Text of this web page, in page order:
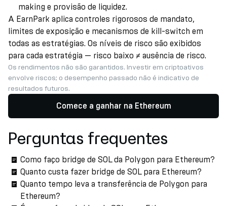
making e provisão de liquidez.
A EarnPark aplica controles rigorosos de mandato,
limites de exposição e mecanismos de kill-switch em
todas as estratégias. Os níveis de risco são exibidos
para cada estratégia — risco baixo ≠ ausência de risco.
Os rendimentos não são garantidos. Investir em criptoativos
envolve riscos; o desempenho passado não é indicativo de
resultados futuros.
Comece a ganhar na Ethereum
Perguntas frequentes
Como faço bridge de SOL da Polygon para Ethereum?
Quanto custa fazer bridge de SOL para Ethereum?
Quanto tempo leva a transferência de Polygon para
Ethereum?